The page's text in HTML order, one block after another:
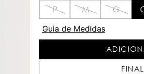
P M G
Guia de Medidas